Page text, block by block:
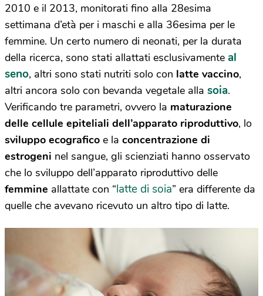
2010 e il 2013, monitorati fino alla 28esima
settimana d’età per i maschi e alla 36esima per le
femmine. Un certo numero di neonati, per la durata
della ricerca, sono stati allattati esclusivamente al
seno, altri sono stati nutriti solo con latte vaccino,
altri ancora solo con bevanda vegetale alla soia.
Verificando tre parametri, ovvero la maturazione
delle cellule epiteliali dell’apparato riproduttivo, lo
sviluppo ecografico e la concentrazione di
estrogeni nel sangue, gli scienziati hanno osservato
che lo sviluppo dell’apparato riproduttivo delle
femmine allattate con “latte di soia” era differente da
quelle che avevano ricevuto un altro tipo di latte.